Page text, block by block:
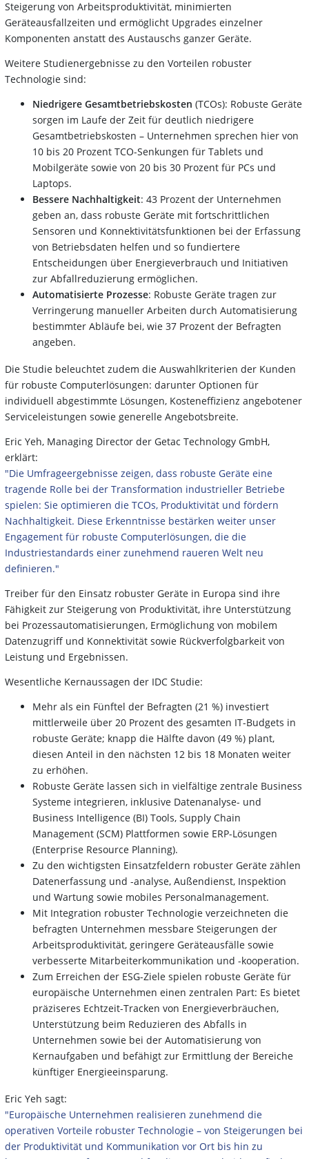
Steigerung von Arbeitsproduktivität, minimierten
Geräteausfallzeiten und ermöglicht Upgrades einzelner
Komponenten anstatt des Austauschs ganzer Geräte.
Weitere Studienergebnisse zu den Vorteilen robuster
Technologie sind:
Niedrigere Gesamtbetriebskosten (TCOs): Robuste Geräte
sorgen im Laufe der Zeit für deutlich niedrigere
Gesamtbetriebskosten – Unternehmen sprechen hier von
10 bis 20 Prozent TCO-Senkungen für Tablets und
Mobilgeräte sowie von 20 bis 30 Prozent für PCs und
Laptops.
Bessere Nachhaltigkeit: 43 Prozent der Unternehmen
geben an, dass robuste Geräte mit fortschrittlichen
Sensoren und Konnektivitätsfunktionen bei der Erfassung
von Betriebsdaten helfen und so fundiertere
Entscheidungen über Energieverbrauch und Initiativen
zur Abfallreduzierung ermöglichen.
Automatisierte Prozesse: Robuste Geräte tragen zur
Verringerung manueller Arbeiten durch Automatisierung
bestimmter Abläufe bei, wie 37 Prozent der Befragten
angeben.
Die Studie beleuchtet zudem die Auswahlkriterien der Kunden
für robuste Computerlösungen: darunter Optionen für
individuell abgestimmte Lösungen, Kosteneffizienz angebotener
Serviceleistungen sowie generelle Angebotsbreite.
Eric Yeh, Managing Director der Getac Technology GmbH,
erklärt:
"Die Umfrageergebnisse zeigen, dass robuste Geräte eine
tragende Rolle bei der Transformation industrieller Betriebe
spielen: Sie optimieren die TCOs, Produktivität und fördern
Nachhaltigkeit. Diese Erkenntnisse bestärken weiter unser
Engagement für robuste Computerlösungen, die die
Industriestandards einer zunehmend raueren Welt neu
definieren."
Treiber für den Einsatz robuster Geräte in Europa sind ihre
Fähigkeit zur Steigerung von Produktivität, ihre Unterstützung
bei Prozessautomatisierungen, Ermöglichung von mobilem
Datenzugriff und Konnektivität sowie Rückverfolgbarkeit von
Leistung und Ergebnissen.
Wesentliche Kernaussagen der IDC Studie:
Mehr als ein Fünftel der Befragten (21 %) investiert
mittlerweile über 20 Prozent des gesamten IT-Budgets in
robuste Geräte; knapp die Hälfte davon (49 %) plant,
diesen Anteil in den nächsten 12 bis 18 Monaten weiter
zu erhöhen.
Robuste Geräte lassen sich in vielfältige zentrale Business
Systeme integrieren, inklusive Datenanalyse- und
Business Intelligence (BI) Tools, Supply Chain
Management (SCM) Plattformen sowie ERP-Lösungen
(Enterprise Resource Planning).
Zu den wichtigsten Einsatzfeldern robuster Geräte zählen
Datenerfassung und -analyse, Außendienst, Inspektion
und Wartung sowie mobiles Personalmanagement.
Mit Integration robuster Technologie verzeichneten die
befragten Unternehmen messbare Steigerungen der
Arbeitsproduktivität, geringere Geräteausfälle sowie
verbesserte Mitarbeiterkommunikation und -kooperation.
Zum Erreichen der ESG-Ziele spielen robuste Geräte für
europäische Unternehmen einen zentralen Part: Es bietet
präziseres Echtzeit-Tracken von Energieverbräuchen,
Unterstützung beim Reduzieren des Abfalls in
Unternehmen sowie bei der Automatisierung von
Kernaufgaben und befähigt zur Ermittlung der Bereiche
künftiger Energieeinsparung.
Eric Yeh sagt:
"Europäische Unternehmen realisieren zunehmend die
operativen Vorteile robuster Technologie – von Steigerungen bei
der Produktivität und Kommunikation vor Ort bis hin zu